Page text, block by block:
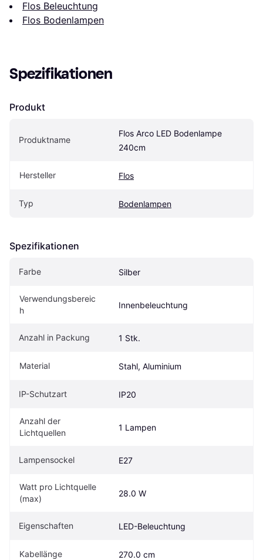
Flos Beleuchtung
Flos Bodenlampen
Spezifikationen
Produkt
Produktname
Flos Arco LED Bodenlampe
240cm
Hersteller Flos
Typ Bodenlampen
Spezifikationen
Farbe Silber
Verwendungsbereic
h
Innenbeleuchtung
Anzahl in Packung 1 Stk.
Material Stahl, Aluminium
IP-Schutzart IP20
Anzahl der
Lichtquellen
1 Lampen
Lampensockel E27
Watt pro Lichtquelle
(max)
28.0 W
Eigenschaften LED-Beleuchtung
Kabellänge 270.0 cm